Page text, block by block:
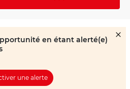
en étant alerté(e)
une alerte